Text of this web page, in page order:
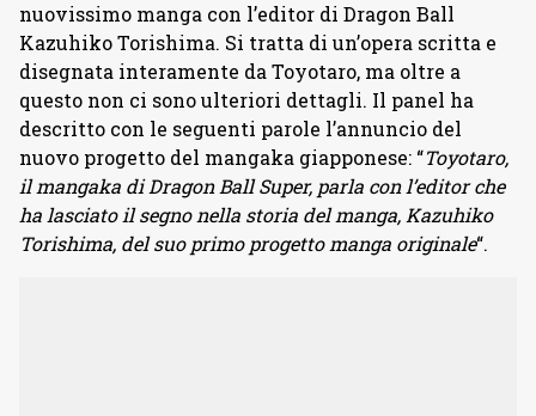
nuovissimo manga con l’editor di Dragon Ball
Kazuhiko Torishima. Si tratta di un’opera scritta e
disegnata interamente da Toyotaro, ma oltre a
questo non ci sono ulteriori dettagli. Il panel ha
descritto con le seguenti parole l’annuncio del
nuovo progetto del mangaka giapponese: “Toyotaro,
il mangaka di Dragon Ball Super, parla con l’editor che
ha lasciato il segno nella storia del manga, Kazuhiko
Torishima, del suo primo progetto manga originale“.